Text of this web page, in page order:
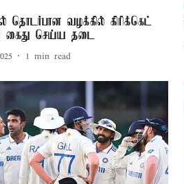
தொடர்பான வழக்கில் கிரிக்கெட்
கைது செய்ய தடை
1 min read